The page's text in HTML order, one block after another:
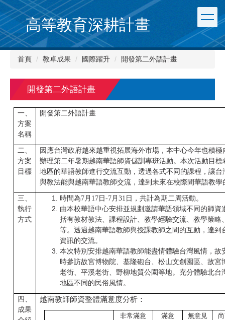
跳
到
主
要
內
高等教育深耕計畫
首頁 教卓成果 國際躍升 開發第二外語計畫
開發第二外語計畫
一、
方案
名稱
開發第二外語計畫
二、
方案
目標
因應台灣政府越來越重視拓展海外市場，本中心今年也積極
辦理第二年暑期越南華語師資儲訓專班活動。本次活動目標
地區的華語教師進行交流互動，透過各式不同的課程，讓台
與教法能與越南華語教師交流，達到未來在校際間華語教學
三、
執行
方式
時間為7月17日-7月31日，共計為期二周活動。
由本校華語中心安排並規劃邀請華語領域不同的師資
括有教材教法、課程設計、教學經驗交流、教學策略
等。透過越南華語教師與授課教師之間的互動，達到
資訊的交流。
本次特別安排越南華語教師能盡情體驗台灣風情，故
時參訪故宮博物院、基隆砲台、松山文創園區、故宮
老街、平溪老街、野柳地質公園等地。充分體驗北台
地區不同的民俗風情。
四、
成果
越南教師師資整體滿意度分析：
非常滿意 滿意 無意見